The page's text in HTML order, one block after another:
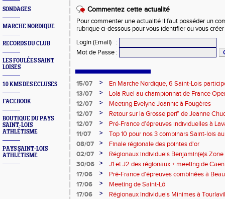
SONDAGES
MARCHE NORDIQUE
RECORDS DU CLUB
LES FOULÉES SAINT
LOISES
10 KMS DES ECLUSES
FACEBOOK
BOUTIQUE DU PAYS
SAINT-LOIS
ATHLÉTISME
PAYS SAINT-LOIS
ATHLÉTISME
Commentez cette actualité
Pour commenter une actualité il faut posséder un
rubrique ci-dessous pour vous identifier ou vous
Login (Email)
:
Mot de Passe :
15/07 >
En Marche Nordique, 6 Saint-Lois
13/07
>
Lola Ruel au championnat de France
12/07
>
Meeting Evelyne Joannic à Fougères
12/07
>
Retour sur la Grosse perf’ de Jeanne
de l’Est Lyonnais
12/07 >
Pré-France d’épreuves individuelles à
11/07
>
Top 10 pour nos 3 combinars Saint-lois
d'EC à Aix-en-Provence
08/07 >
Finale régionale des pointes d'or
02/07
>
Régionaux individuels Benjamin(e)s
30/06
>
J1 et J2 des régionaux + meeting de Caen
17/06
>
Pré-France d’épreuves combinées à
17/06
>
Meeting de Saint-Lô
17/06
>
Régionaux Individuels Minimes à